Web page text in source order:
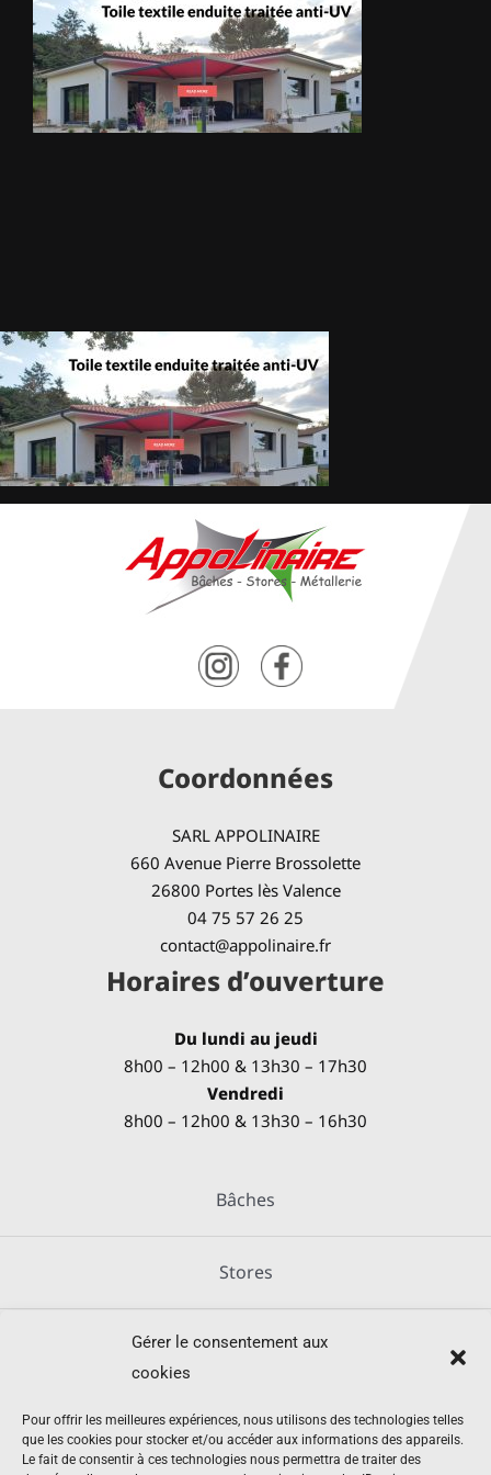
Gérer le consentement aux
cookies
Pour offrir les meilleures expériences, nous utilisons des technologies telles
que les cookies pour stocker et/ou accéder aux informations des appareils.
Le fait de consentir à ces technologies nous permettra de traiter des
METALLERIE
ÉQUIPEMENTS AGRICOLES
Coordonnées
SARL APPOLINAIRE
660 Avenue Pierre Brossolette
26800 Portes lès Valence
04 75 57 26 25
contact@appolinaire.fr
Horaires d’ouverture
Du lundi au jeudi
8h00 – 12h00 & 13h30 – 17h30
Vendredi
8h00 – 12h00 & 13h30 – 16h30
Bâches
Stores
Métallerie
Équipements agricoles